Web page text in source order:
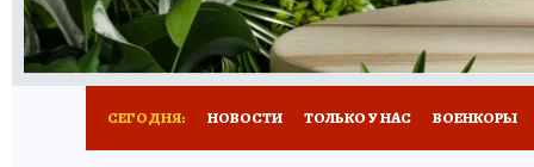
СЕГОДНЯ: НОВОСТИ ТОЛЬКО У НАС ВОЕНКОРЫ